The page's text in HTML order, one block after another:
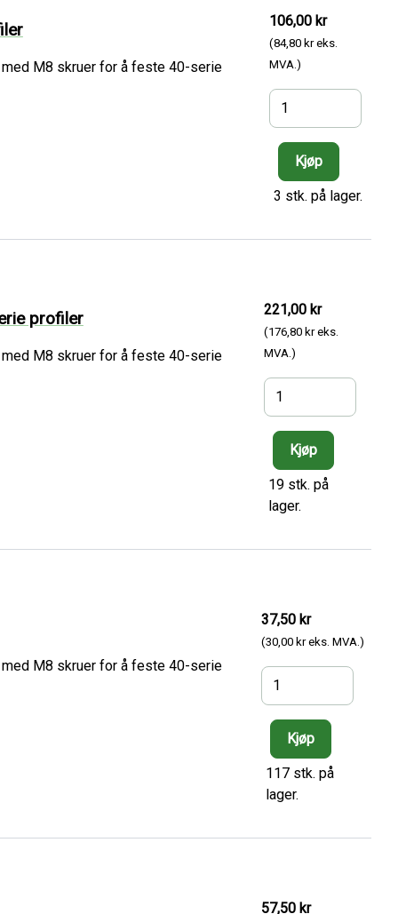
M8 skruer for å feste 40-serie
106,00 kr
(84,80 kr eks.
MVA.)
3 stk. på lager.
profiler
M8 skruer for å feste 40-serie
221,00 kr
(176,80 kr eks.
MVA.)
19 stk. på
lager.
M8 skruer for å feste 40-serie
37,50 kr
(30,00 kr eks. MVA.)
117 stk. på
lager.
57,50 kr